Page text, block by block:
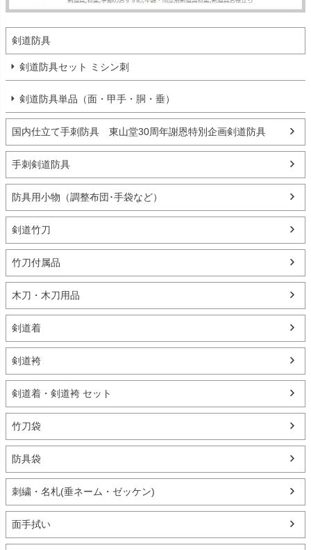
剣道防具
剣道防具セット ミシン刺
剣道防具単品（面・甲手・胴・垂）
国内仕立て手刺防具 東山堂30周年謝恩特別企画剣道防具
手刺剣道防具
防具用小物（調整布団･手袋など）
剣道竹刀
竹刀付属品
木刀・木刀用品
剣道着
剣道袴
剣道着・剣道袴 セット
竹刀袋
防具袋
刺繍・名札(垂ネーム・ゼッケン)
面手拭い